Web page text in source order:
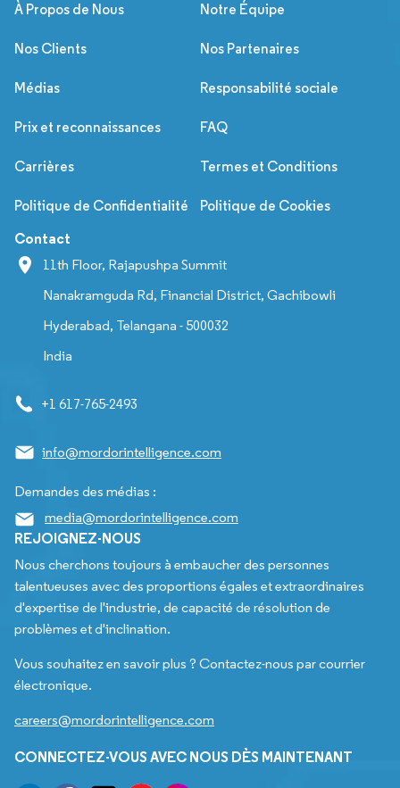
À Propos de Nous
Notre Équipe
Nos Clients Nos Partenaires
Médias Responsabilité sociale
Prix et reconnaissances FAQ
Carrières Termes et Conditions
Politique de Confidentialité Politique de Cookies
Contact
11th Floor, Rajapushpa Summit
Nanakramguda Rd, Financial District, Gachibowli
Hyderabad, Telangana - 500032
India
+1 617-765-2493
info@mordorintelligence.com
Demandes des médias :
media@mordorintelligence.com
REJOIGNEZ-NOUS
Nous cherchons toujours à embaucher des personnes
talentueuses avec des proportions égales et extraordinaires
d'expertise de l'industrie, de capacité de résolution de
problèmes et d'inclination.
Vous souhaitez en savoir plus ? Contactez-nous par courrier
électronique.
careers@mordorintelligence.com
CONNECTEZ-VOUS AVEC NOUS DÈS MAINTENANT